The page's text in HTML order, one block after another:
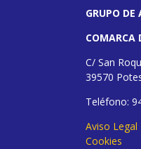
GRUPO DE
COMARCA
C/ San
39570
Teléfono:
Aviso Legal
Cookies